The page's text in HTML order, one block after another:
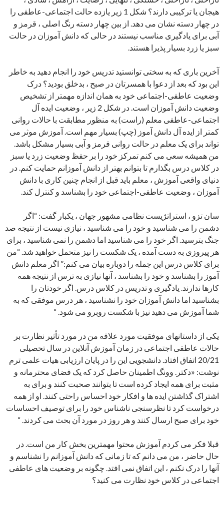
هیجان یا ترکیبی دارند؟ شکل 1 زیر یازده حالت اجتماعی-عاطفی را
در چهار دسته نشان می دهد. از بین چهار دسته رنگ اصلی ، قرمز و
آبی برای یادگیری مناسب نیستند در حالی که دانش آموزان در حالت
سبز یا زرد بسیار پذیرا هستند.
آخرین باری که به سختی توانستید تدریس خود را انجام دهید به خاطر
این بود که بعد از دعوا با همسرتان در صبح ، بدخلق بودید؟ درک
وضعیت عاطفی-اجتماعی خود به همان اندازه مهمتر از تشخیص
وضعیت دانش آموزان است. در شکل 2 زیر ، وضعیت ایده آل
اجتماعی-عاطفی معلم (راست) به منظور مطابقت با حالات روانی
کمتر از ایده آل دانش آموز (چپ) بسیار مهم است. آموزش موثر می
تواند برای یک معلم در حالت روانی قرمز و آبی بسیار مشکل باشد.
من همیشه سعی می کنم تمرکز خود را بر حفظ وضعیت زرد یا سبز
در کلاس درس بگذارم تا بتوانم بهتر از دانش آموزانم حمایت کنم. در
دنیای واقعی آموزش ، معلم باید قبل از انجام چنین کاری با دانش
آموزان ، وضعیت عاطفی-اجتماعی خود را بشناسد و کنترل کند.
سان تزو ، استراتژیست نظامی مشهور جهان ، یکبار گفت: “اگر
دشمن را می شناسید و خود را می شناسید ، نیازی نیست از نتیجه صد
جنگ بترسید. اگر خود را می شناسید اما دشمن را نمی شناسید ، برای
هر پیروزی به دست آمده ، یک شکست را نیز متحمل خواهید شد. “من
برای کلاس درس این جمله را دوباره بیان می کنم:” اگر معلم دانش
آموز را بشناسد و خود را بشناسد ، آنها نیازی به ترس از نتیجه همه
کارها ندارند. یادگیری و تدریس در کلاس درس. اگر خودتان را
بشناسید اما دانش آموزان خود را نشناسید ، هر درس موفقی که به
شما آموزش می دهید نیز با شکست روبرو می شود. “
یکی از داستانهای موفقیت مورد علاقه من در مورد تأثیر نظارت بر
حالات عاطفی اجتماعی در زمان آموزش آنلاین در سال تحصیلی
20/21 اتفاق افتاد. دانشجویی این را در پایان ارزیابی هیات علمی ترم
نوشت: «دکتر. وونگ اطمینان حاصل کرد که یک فضای محترمانه و
مثبت برای همه ایجاد کرده است تا بتوانند صحبت کنند و برای به
اشتراک گذاشتن ایده ها و افکار خود احساس راحتی کنند. او از همه
درخواست کرد تا نظرسنجی ناشناس خود را برای توصیف احساسات
خود برای صبح ارسال کنند و هر روز در مورد آن بحث می کردند. “
قبلا فکر می کردم آموزش محتوا مهمترین بخش کار من است. در
حال حاضر ، من می دانم که تا زمانی که دانش آموزانم را نشناسم و
آنها را درک نکنم ، این اتفاق نمی افتد. چگونه بر وضعیت های عاطفی
اجتماعی در کلاس خود نظارت می کنید؟